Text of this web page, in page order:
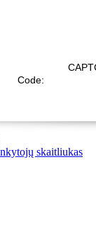
Code: